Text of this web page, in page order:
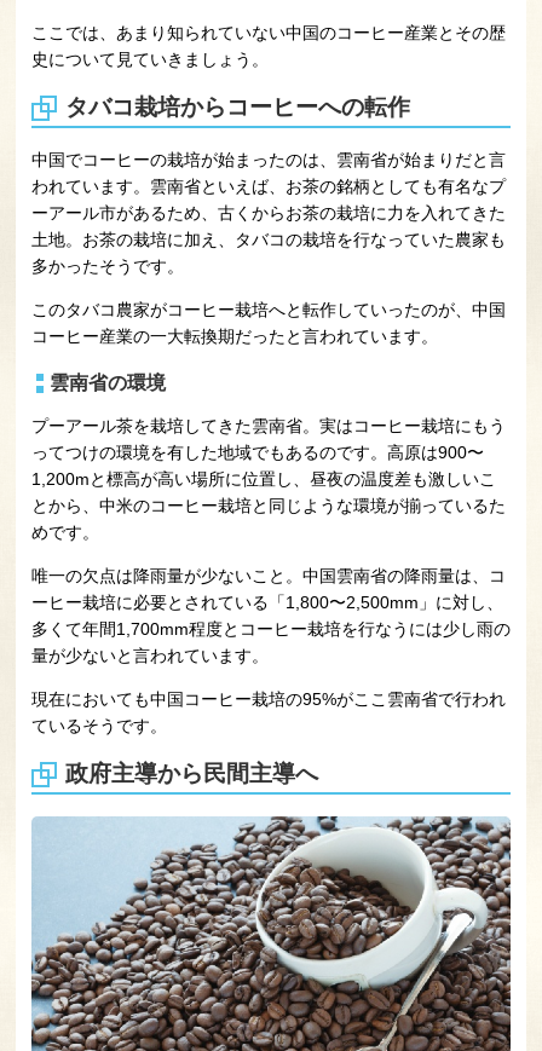
ここでは、あまり知られていない中国のコーヒー産業とその歴
史について見ていきましょう。
タバコ栽培からコーヒーへの転作
中国でコーヒーの栽培が始まったのは、雲南省が始まりだと言
われています。雲南省といえば、お茶の銘柄としても有名なプ
ーアール市があるため、古くからお茶の栽培に力を入れてきた
土地。お茶の栽培に加え、タバコの栽培を行なっていた農家も
多かったそうです。
このタバコ農家がコーヒー栽培へと転作していったのが、中国
コーヒー産業の一大転換期だったと言われています。
雲南省の環境
プーアール茶を栽培してきた雲南省。実はコーヒー栽培にもう
ってつけの環境を有した地域でもあるのです。高原は900〜
1,200mと標高が高い場所に位置し、昼夜の温度差も激しいこ
とから、中米のコーヒー栽培と同じような環境が揃っているた
めです。
唯一の欠点は降雨量が少ないこと。中国雲南省の降雨量は、コ
ーヒー栽培に必要とされている「1,800〜2,500mm」に対し、
多くて年間1,700mm程度とコーヒー栽培を行なうには少し雨の
量が少ないと言われています。
現在においても中国コーヒー栽培の95%がここ雲南省で行われ
ているそうです。
政府主導から民間主導へ